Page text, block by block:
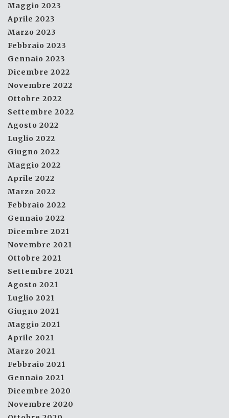
Maggio 2023
Aprile 2023
Marzo 2023
Febbraio 2023
Gennaio 2023
Dicembre 2022
Novembre 2022
Ottobre 2022
Settembre 2022
Agosto 2022
Luglio 2022
Giugno 2022
Maggio 2022
Aprile 2022
Marzo 2022
Febbraio 2022
Gennaio 2022
Dicembre 2021
Novembre 2021
Ottobre 2021
Settembre 2021
Agosto 2021
Luglio 2021
Giugno 2021
Maggio 2021
Aprile 2021
Marzo 2021
Febbraio 2021
Gennaio 2021
Dicembre 2020
Novembre 2020